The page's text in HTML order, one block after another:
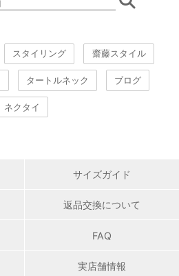
スタイリング 齋藤スタイル
タートルネック ブログ
ネクタイ
サイズガイド
返品交換について
FAQ
実店舗情報